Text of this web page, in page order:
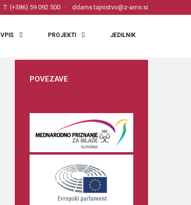
T: (+386) 59 092 500 ddams.tajnistvo@z-ams.si
VPIS PROJEKTI JEDILNIK
POVEZAVE